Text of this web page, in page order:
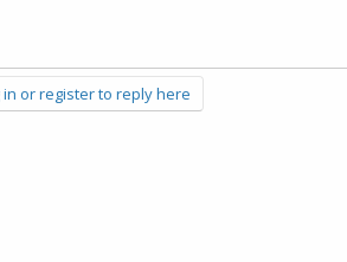
or register to reply here.